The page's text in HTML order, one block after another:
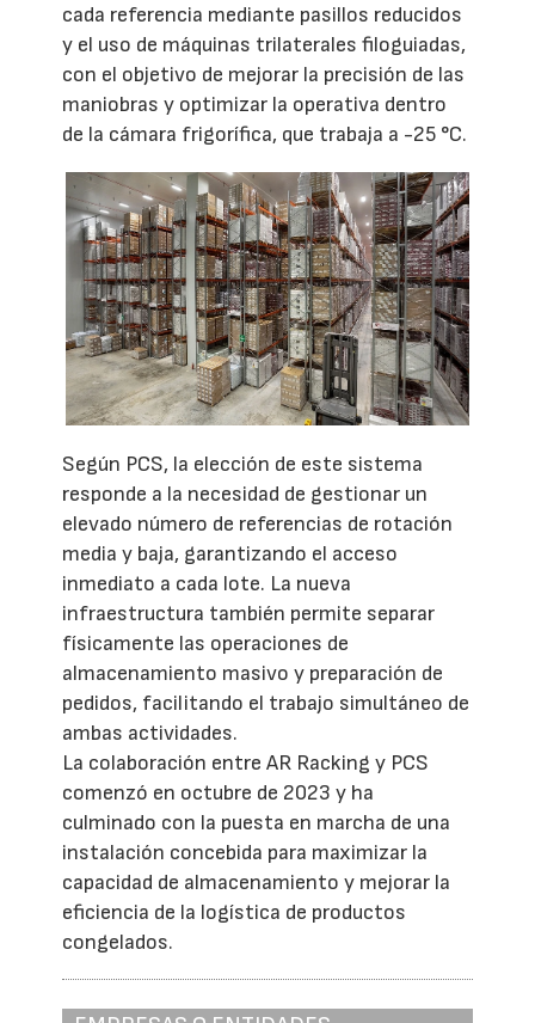
cada referencia mediante pasillos reducidos
y el uso de máquinas trilaterales filoguiadas,
con el objetivo de mejorar la precisión de las
maniobras y optimizar la operativa dentro
de la cámara frigorífica, que trabaja a -25 °C.
Según PCS, la elección de este sistema
responde a la necesidad de gestionar un
elevado número de referencias de rotación
media y baja, garantizando el acceso
inmediato a cada lote. La nueva
infraestructura también permite separar
físicamente las operaciones de
almacenamiento masivo y preparación de
pedidos, facilitando el trabajo simultáneo de
ambas actividades.
La colaboración entre AR Racking y PCS
comenzó en octubre de 2023 y ha
culminado con la puesta en marcha de una
instalación concebida para maximizar la
capacidad de almacenamiento y mejorar la
eficiencia de la logística de productos
congelados.